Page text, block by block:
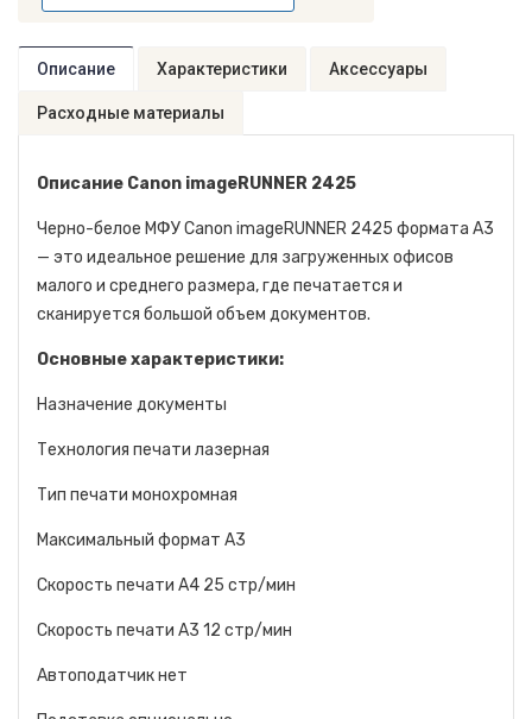
Описание Характеристики Аксессуары
Расходные материалы
Описание Canon imageRUNNER 2425
Черно-белое МФУ Canon imageRUNNER 2425 формата A3
— это идеальное решение для загруженных офисов
малого и среднего размера, где печатается и
сканируется большой объем документов.
Основные характеристики:
Назначение документы
Технология печати лазерная
Тип печати монохромная
Максимальный формат A3
Скорость печати A4 25 стр/мин
Скорость печати A3 12 стр/мин
Автоподатчик нет